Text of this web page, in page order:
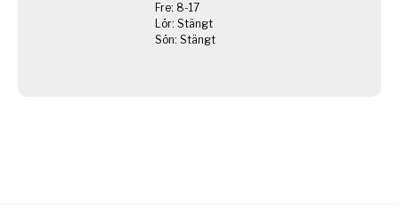
Fre: 8-17
Lör: Stängt
Sön: Stängt